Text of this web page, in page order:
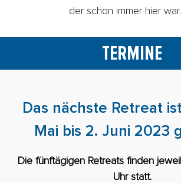
der schon immer hier war.
TERMINE
Das nächste Retreat
Mai bis 2. Juni 2023
Die fünftägigen Retreats finden
Uhr statt.